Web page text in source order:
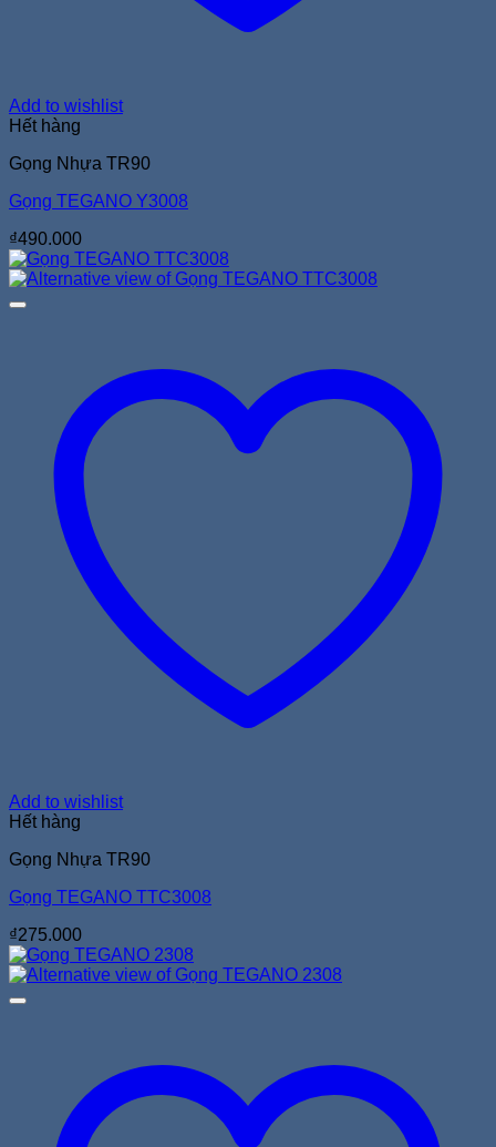
Add to wishlist
Hết hàng
Gọng Nhựa TR90
Gọng TEGANO Y3008
₫490.000
Add to wishlist
Hết hàng
Gọng Nhựa TR90
Gọng TEGANO TTC3008
₫275.000